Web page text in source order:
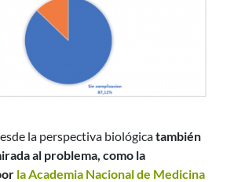
la perspectiva biológicatambién
al problema, como la
la Academia Nacional de Medicina